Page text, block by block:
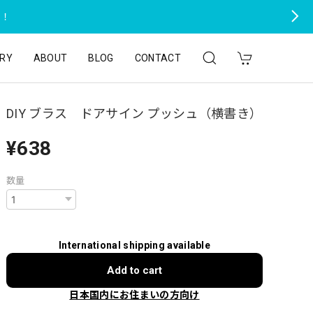
ABOUT BLOG CONTACT
DIY ブラス ドアサイン プッシュ（横書き）
¥638
数量
International shipping available
Add to cart
日本国内にお住まいの方向け